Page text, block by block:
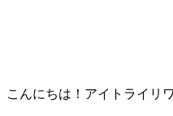
こんにちは！アイトライリ